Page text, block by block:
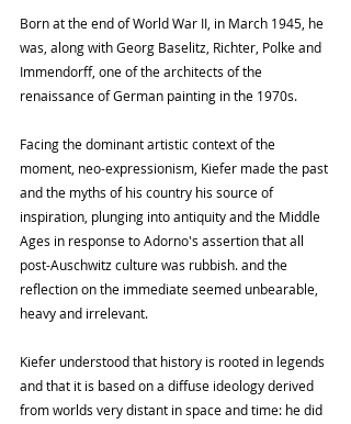
Born at the end of World War II, in March 1945, he
was, along with Georg Baselitz, Richter, Polke and
Immendorff, one of the architects of the
renaissance of German painting in the 1970s.
Facing the dominant artistic context of the
moment, neo-expressionism, Kiefer made the past
and the myths of his country his source of
inspiration, plunging into antiquity and the Middle
Ages in response to Adorno's assertion that all
post-Auschwitz culture was rubbish. and the
reflection on the immediate seemed unbearable,
heavy and irrelevant.
Kiefer understood that history is rooted in legends
and that it is based on a diffuse ideology derived
from worlds very distant in space and time: he did